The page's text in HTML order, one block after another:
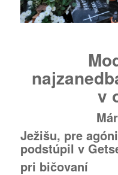
v
Ježišu, pre
podstúpil v
pri bičovaní